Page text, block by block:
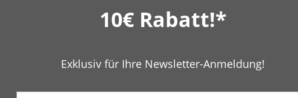
10€ Rabatt!*
Exklusiv für Ihre Newsletter-Anmeldung!